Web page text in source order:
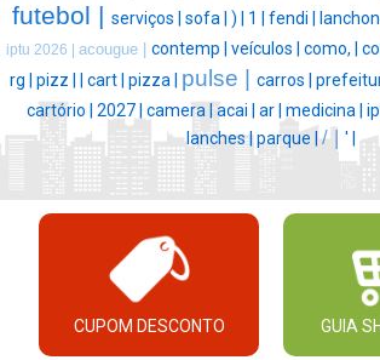
futebol | serviços | sofa | ) | 1 | fendi |
iptu 2026 | acougue | contemp | veículos | como, |
rg | pizz | cart | pizza | pulse | carros |
cartório | 2027 | camera | acai | ar | medicina |
lanches | parque |/ | ' |
CUPOM DESCONTO GUIA